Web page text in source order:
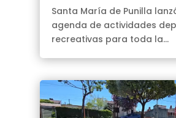
Santa María de Punilla
agenda de actividades
recreativas para toda la...